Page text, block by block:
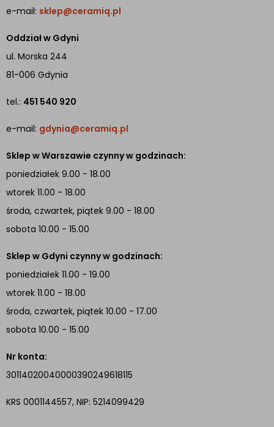
e-mail: sklep@ceramiq.pl
Oddział w Gdyni
ul. Morska 244
81-006 Gdynia
tel.: 451 540 920
e-mail: gdynia@ceramiq.pl
Sklep w Warszawie czynny w godzinach:
poniedziałek 9.00 - 18.00
wtorek 11.00 - 18.00
środa, czwartek, piątek 9.00 - 18.00
sobota 10.00 - 15.00
Sklep w Gdyni czynny w godzinach:
poniedziałek 11.00 - 19.00
wtorek 11.00 - 18.00
środa, czwartek, piątek 10.00 - 17.00
sobota 10.00 - 15.00
Nr konta:
30114020040000390249618115
KRS 0001144557, NIP: 5214099429